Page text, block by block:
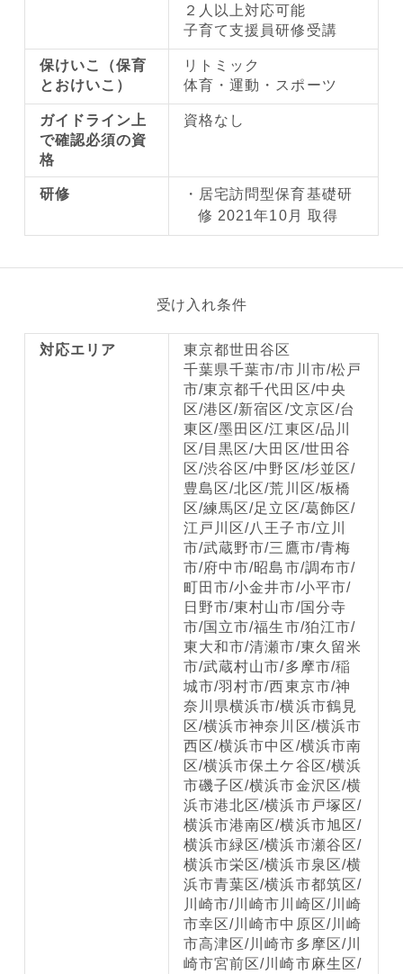
２人以上対応可能
子育て支援員研修受講
保けいこ（保育
とおけいこ）
リトミック
体育・運動・スポーツ
ガイドライン上
で確認必須の資
格
資格なし
研修
居宅訪問型保育基礎研
修 2021年10月 取得
受け入れ条件
対応エリア
東京都世田谷区
千葉県千葉市/市川市/松戸
市/東京都千代田区/中央
区/港区/新宿区/文京区/台
東区/墨田区/江東区/品川
区/目黒区/大田区/世田谷
区/渋谷区/中野区/杉並区/
豊島区/北区/荒川区/板橋
区/練馬区/足立区/葛飾区/
江戸川区/八王子市/立川
市/武蔵野市/三鷹市/青梅
市/府中市/昭島市/調布市/
町田市/小金井市/小平市/
日野市/東村山市/国分寺
市/国立市/福生市/狛江市/
東大和市/清瀬市/東久留米
市/武蔵村山市/多摩市/稲
城市/羽村市/西東京市/神
奈川県横浜市/横浜市鶴見
区/横浜市神奈川区/横浜市
西区/横浜市中区/横浜市南
区/横浜市保土ケ谷区/横浜
市磯子区/横浜市金沢区/横
浜市港北区/横浜市戸塚区/
横浜市港南区/横浜市旭区/
横浜市緑区/横浜市瀬谷区/
横浜市栄区/横浜市泉区/横
浜市青葉区/横浜市都筑区/
川崎市/川崎市川崎区/川崎
市幸区/川崎市中原区/川崎
市高津区/川崎市多摩区/川
崎市宮前区/川崎市麻生区/